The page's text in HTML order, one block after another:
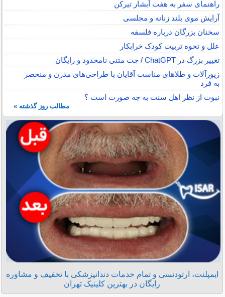
راهنمای سفر به هفت آبشار تیرکن
آرایش موی بلند زنانه و مجلسی
سخنان بزرگان درباره فلسفه
علل و نحوه تربیت کودک خرابکار
تغییر بزرگ در ChatGPT / چت متنی نامحدود و رایگان
زیورآلات و طلاهای مناسب آقایان با طراحی‌های مدرن و منحصر
به فرد
نبوت از نظر اهل سنت به چه صورت است ؟
مطالب روز گذشته »
ایمپلنت، ارتودنسی و تمام خدمات دندانپزشکی با تخفیف و مشاوره
رایگان در بهترین کلینیک تهران